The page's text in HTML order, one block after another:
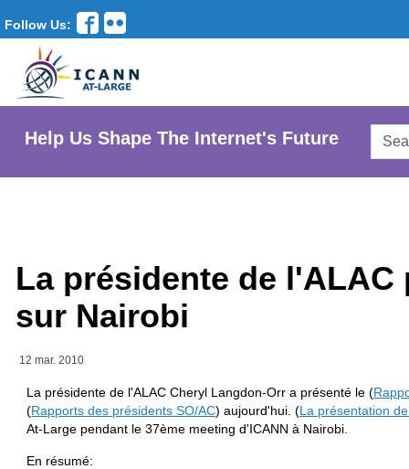
Follow Us:
Help Us Shape The Internet's Future
La présidente de
sur Nairobi
12 mar. 2010
La présidente de l'ALAC Cheryl Langdon-Orr a présenté le (
(Rapports des présidents SO/AC) aujourd'hui. (La présentation
At-Large pendant le 37ème meeting d'ICANN à Nairobi.
En résumé: